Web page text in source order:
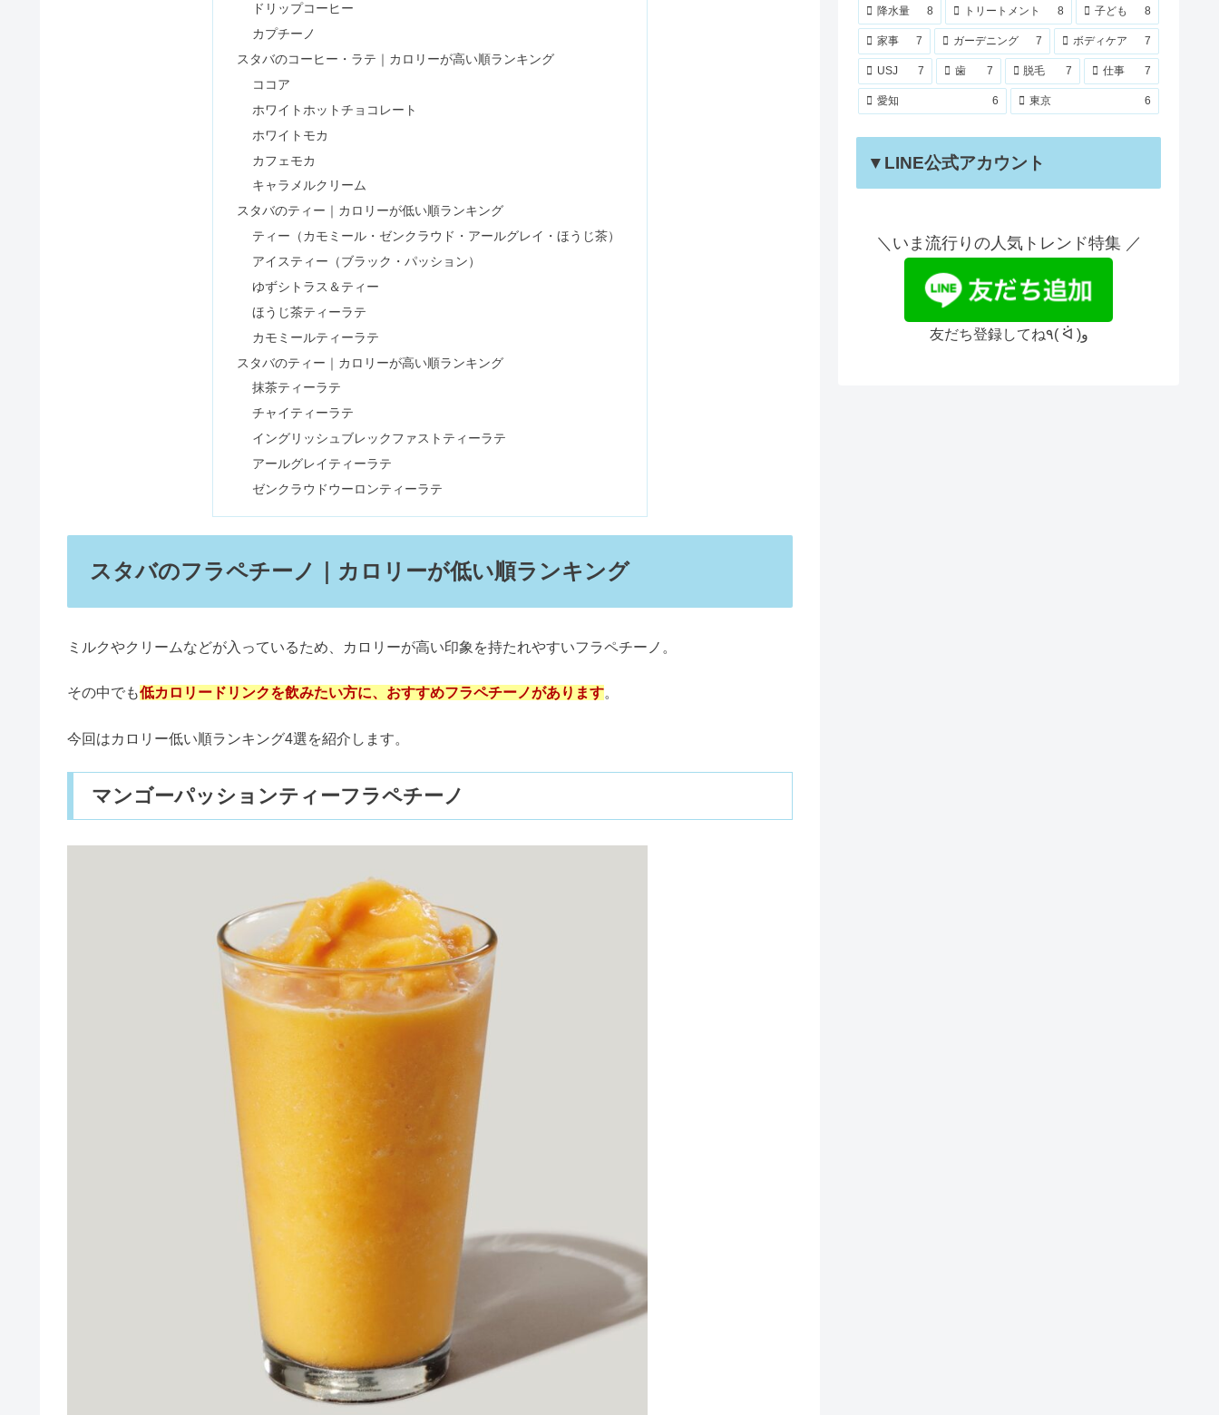
サーティワンのアイスケーキの値段【2023】当日予約なしでも買える？
サーティワンのカロリー一覧｜スモールで低いのは？糖質も
スタバフード『スヌーピー アメリカンワッフル with クラッシュ クッキー』実食！値段＆カ
ロリーも
スタバフード『バナナクリームドーナツ』を実食レビュー！値段やカロリーも
スタバ2023フード【ストロベリードーナツ】レビュー！値段&カロリーは？
サーティワンの値段一覧！バラエティパックの持ち帰り＆31日は安い？
【セブンイレブンダイエット】糖質制限・低カロリー11選｜ランチなど
スタバ2023春『さくらシフォンケーキ』実食！値段＆カロリーも
スタバ2023春『さくらと抹茶のドーナツ』実食レビュー！値段やカロリーは？
ドリップコーヒー
カプチーノ
スタバのコーヒー・ラテ｜カロリーが高い順ランキング
ココア
ホワイトホットチョコレート
ホワイトモカ
カフェモカ
キャラメルクリーム
スタバのティー｜カロリーが低い順ランキング
ティー（カモミール・ゼンクラウド・アールグレイ・ほうじ茶）
アイスティー（ブラック・パッション）
ゆずシトラス＆ティー
ほうじ茶ティーラテ
カモミールティーラテ
スタバのティー｜カロリーが高い順ランキング
抹茶ティーラテ
チャイティーラテ
イングリッシュブレックファストティーラテ
アールグレイティーラテ
ゼンクラウドウーロンティーラテ
スタバのフラペチーノ｜カロリーが低い順ランキング
ミルクやクリームなどが入っているため、カロリーが高い印象を持たれやすいフラペチーノ。
その中でも低カロリードリンクを飲みたい方に、おすすめフラペチーノがあります。
今回はカロリー低い順ランキング4選を紹介します。
マンゴーパッションティーフラペチーノ
降水量 8 トリートメント 8 子ども 8
家事 7 ガーデニング 7 ボディケア 7
USJ 7 歯 7 脱毛 7 仕事 7
愛知 6 東京 6
▼LINE公式アカウント
＼いま流行りの人気トレンド特集 ／
友だち登録してね٩( ᐛ )و